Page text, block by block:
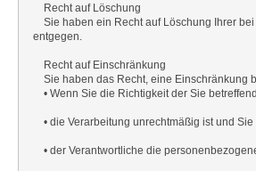
Recht auf Löschung
Sie haben ein Recht auf Löschung Ihrer
entgegen.
Recht auf Einschränkung
Sie haben das Recht, eine Einschränkung
• Wenn Sie die Richtigkeit der Sie
• die Verarbeitung unrechtmäßig ist und
• der Verantwortliche die